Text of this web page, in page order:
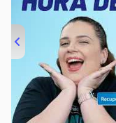
00:00 04:52